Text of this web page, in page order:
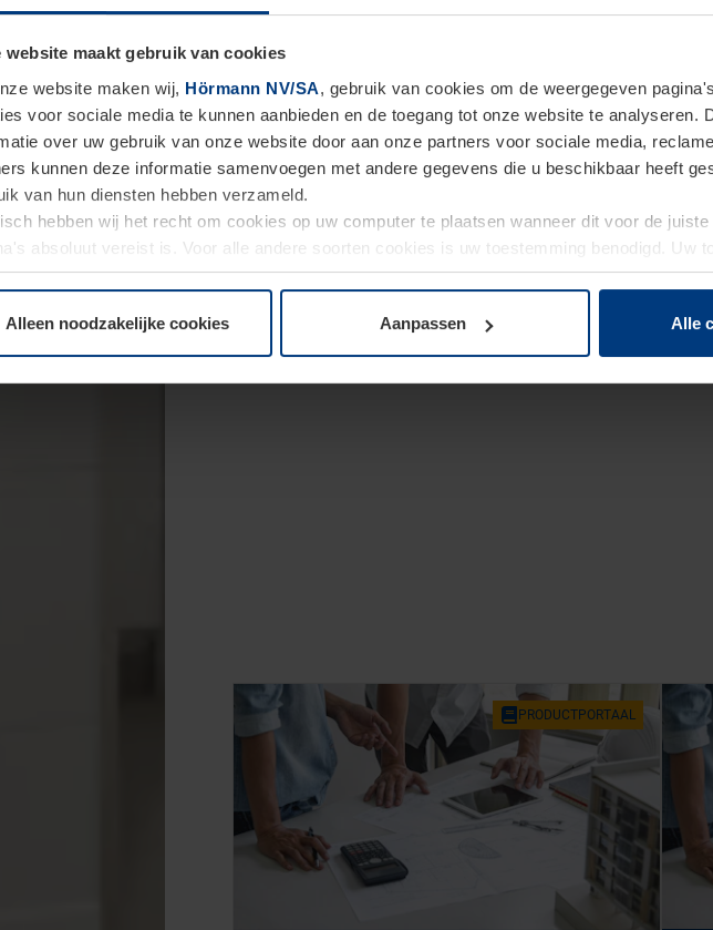
website maakt gebruik van cookies
website maken wij, Hörmann NV/SA, gebruik van cookies om de weergegeven
voor sociale media te kunnen aanbieden en de toegang tot onze website te analyseren.
over uw gebruik van onze website door aan onze partners voor sociale media,
kunnen deze informatie samenvoegen met andere gegevens die u beschikbaar heeft
van hun diensten hebben verzameld.
hebben wij het recht om cookies op uw computer te plaatsen wanneer dit voor de
absoluut vereist is. Voor alle andere soorten cookies is uw toestemming benodigd. Uw
bij de uitleg van de cookies op paginaPrivacyverklaringop onze website wijzigen of
Alleen noodzakelijke cookies Aanpassen Alle
PRO­DUCT­POR­TAAL